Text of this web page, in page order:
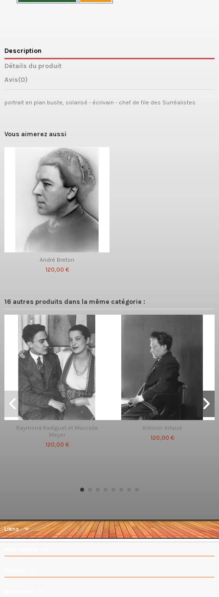
Description
Détails du produit
Avis(0)
portrait en plan buste, solarisé - écrivain - chef de file des Surréalistes
Vous aimerez aussi
André Breton
120,00 €
16 autres produits dans la même catégorie :
Raymond Radiguet et Marcelle
Meyer
120,00 €
Antonin Artaud
120,00 €
Liens